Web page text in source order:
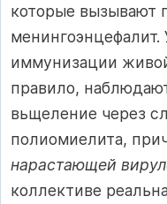
которые вызывают
иммунизации
правило,
вьщеление через
полиомиелита,
нарастающей
коллективе